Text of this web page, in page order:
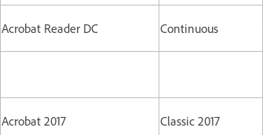
Acrobat Reader DC Continuous
Acrobat 2017 Classic 2017